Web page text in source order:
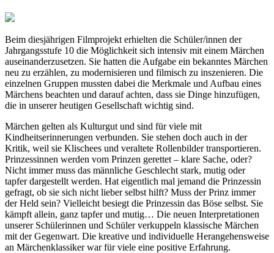
Beim diesjährigen Filmprojekt erhielten die Schüler/innen der
Jahrgangsstufe 10 die Möglichkeit sich intensiv mit einem Märchen
auseinanderzusetzen. Sie hatten die Aufgabe ein bekanntes Märchen
neu zu erzählen, zu modernisieren und filmisch zu inszenieren. Die
einzelnen Gruppen mussten dabei die Merkmale und Aufbau eines
Märchens beachten und darauf achten, dass sie Dinge hinzufügen,
die in unserer heutigen Gesellschaft wichtig sind.
Märchen gelten als Kulturgut und sind für viele mit
Kindheitserinnerungen verbunden. Sie stehen doch auch in der
Kritik, weil sie Klischees und veraltete Rollenbilder transportieren.
Prinzessinnen werden vom Prinzen gerettet – klare Sache, oder?
Nicht immer muss das männliche Geschlecht stark, mutig oder
tapfer dargestellt werden. Hat eigentlich mal jemand die Prinzessin
gefragt, ob sie sich nicht lieber selbst hilft? Muss der Prinz immer
der Held sein? Vielleicht besiegt die Prinzessin das Böse selbst. Sie
kämpft allein, ganz tapfer und mutig… Die neuen Interpretationen
unserer Schülerinnen und Schüler verkuppeln klassische Märchen
mit der Gegenwart. Die kreative und individuelle Herangehensweise
an Märchenklassiker war für viele eine positive Erfahrung.